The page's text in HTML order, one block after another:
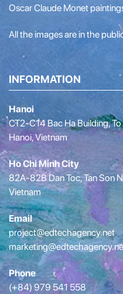
Oscar Claude Monet
All the images are in the
INFORMATION
Hanoi
CT2-C14 Bac Ha Building, To
Hanoi, Vietnam
Ho Chi Minh City
82A-82B Dan Toc, Tan Son
Vietnam
Email
project@edtechagency.net
Phone
(+84) 979 541 558